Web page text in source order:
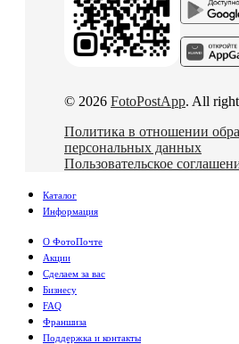
© 2026 FotoPostApp. All
Политика в отношении
персональных данных
Пользовательское
Каталог
Информация
О ФотоПочте
Акции
Сделаем за вас
Бизнесу
FAQ
Франшиза
Поддержка и контакты